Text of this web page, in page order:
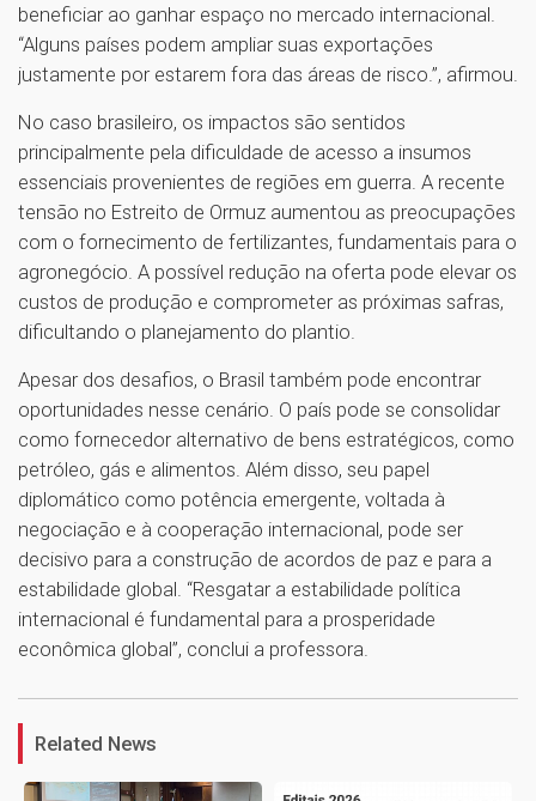
beneficiar ao ganhar espaço no mercado internacional.
“Alguns países podem ampliar suas exportações
justamente por estarem fora das áreas de risco.”, afirmou.
No caso brasileiro, os impactos são sentidos
principalmente pela dificuldade de acesso a insumos
essenciais provenientes de regiões em guerra. A recente
tensão no Estreito de Ormuz aumentou as preocupações
com o fornecimento de fertilizantes, fundamentais para o
agronegócio. A possível redução na oferta pode elevar os
custos de produção e comprometer as próximas safras,
dificultando o planejamento do plantio.
Apesar dos desafios, o Brasil também pode encontrar
oportunidades nesse cenário. O país pode se consolidar
como fornecedor alternativo de bens estratégicos, como
petróleo, gás e alimentos. Além disso, seu papel
diplomático como potência emergente, voltada à
negociação e à cooperação internacional, pode ser
decisivo para a construção de acordos de paz e para a
estabilidade global. “Resgatar a estabilidade política
internacional é fundamental para a prosperidade
econômica global”, conclui a professora.
1
Related News